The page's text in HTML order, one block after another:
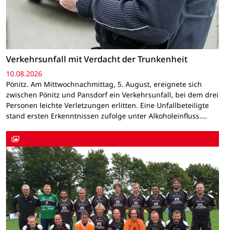
Verkehrsunfall mit Verdacht der Trunkenheit
10.08.2026
Pönitz. Am Mittwochnachmittag, 5. August, ereignete sich
zwischen Pönitz und Pansdorf ein Verkehrsunfall, bei dem drei
Personen leichte Verletzungen erlitten. Eine Unfallbeteiligte
stand ersten Erkenntnissen zufolge unter Alkoholeinfluss.…